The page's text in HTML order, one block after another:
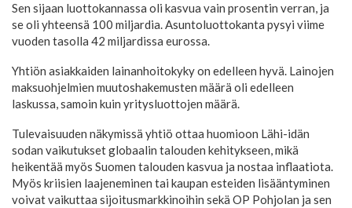
Sen sijaan luottokannassa oli kasvua vain prosentin verran, ja
se oli yhteensä 100 miljardia. Asuntoluottokanta pysyi viime
vuoden tasolla 42 miljardissa eurossa.
Yhtiön asiakkaiden lainanhoitokyky on edelleen hyvä. Lainojen
maksuohjelmien muutoshakemusten määrä oli edelleen
laskussa, samoin kuin yritysluottojen määrä.
Tulevaisuuden näkymissä yhtiö ottaa huomioon Lähi-idän
sodan vaikutukset globaalin talouden kehitykseen, mikä
heikentää myös Suomen talouden kasvua ja nostaa inflaatiota.
Myös kriisien laajeneminen tai kaupan esteiden lisääntyminen
voivat vaikuttaa sijoitusmarkkinoihin sekä OP Pohjolan ja sen